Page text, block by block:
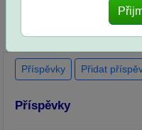
po skutečných
zkouškách
Příspěvky Přidat
Příspěvky